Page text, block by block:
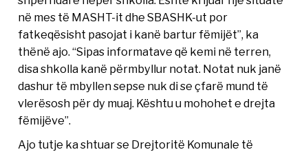
në mes të MASHT-it dhe SBASHK-ut por
fatkeqësisht pasojat i kanë bartur fëmijët”, ka
thënë ajo. “Sipas informatave që kemi në terren,
disa shkolla kanë përmbyllur notat. Notat nuk janë
dashur të mbyllen sepse nuk di se çfarë mund të
vlerësosh për dy muaj. Kështu u mohohet e drejta
fëmijëve”.
Ajo tutje ka shtuar se Drejtoritë Komunale të